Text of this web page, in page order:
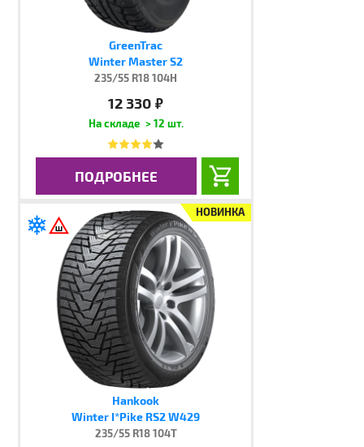
GreenTrac
Winter Master S2
235/55 R18 104H
12 330 руб.
> 12 шт.
ПОДРОБНЕЕ
НОВИНКА
Hankook
Winter I*Pike RS2 W429
235/55 R18 104T